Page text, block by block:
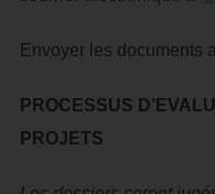
Envoyer les documents
PROCESSUS
PROJETS